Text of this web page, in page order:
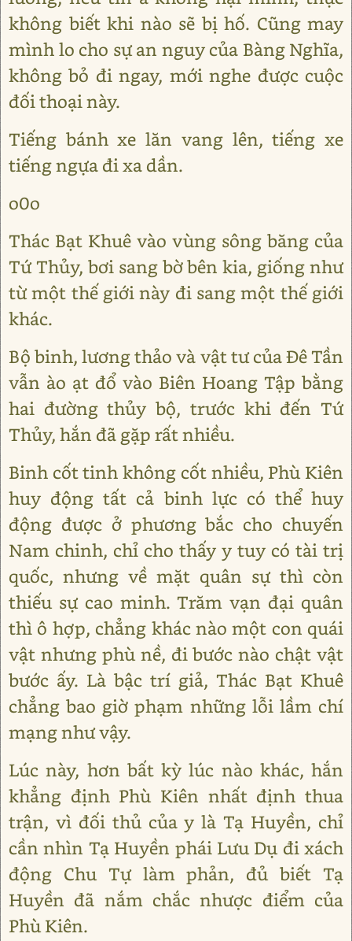
không biết khi nào sẽ bị hố. Cũng may
mình lo cho sự an nguy của Bàng Nghĩa,
không bỏ đi ngay, mới nghe được cuộc
đối thoại này.
Tiếng bánh xe lăn vang lên, tiếng xe
tiếng ngựa đi xa dần.
o0o
Thác Bạt Khuê vào vùng sông băng của
Tứ Thủy, bơi sang bờ bên kia, giống như
từ một thế giới này đi sang một thế giới
khác.
Bộ binh, lương thảo và vật tư của Đê Tần
vẫn ào ạt đổ vào Biên Hoang Tập bằng
hai đường thủy bộ, trước khi đến Tứ
Thủy, hắn đã gặp rất nhiều.
Binh cốt tinh không cốt nhiều, Phù Kiên
huy động tất cả binh lực có thể huy
động được ở phương bắc cho chuyến
Nam chinh, chỉ cho thấy y tuy có tài trị
quốc, nhưng về mặt quân sự thì còn
thiếu sự cao minh. Trăm vạn đại quân
thì ô hợp, chẳng khác nào một con quái
vật nhưng phù nề, đi bước nào chật vật
bước ấy. Là bậc trí giả, Thác Bạt Khuê
chẳng bao giờ phạm những lỗi lầm chí
mạng như vậy.
Lúc này, hơn bất kỳ lúc nào khác, hắn
khẳng định Phù Kiên nhất định thua
trận, vì đối thủ của y là Tạ Huyền, chỉ
cần nhìn Tạ Huyền phái Lưu Dụ đi xách
động Chu Tự làm phản, đủ biết Tạ
Huyền đã nắm chắc nhược điểm của
Phù Kiên.